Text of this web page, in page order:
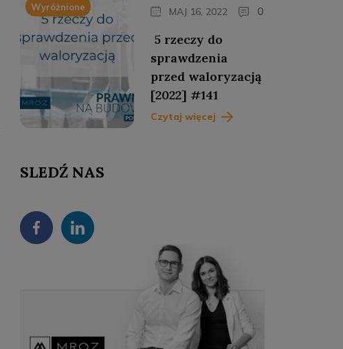
Wyróżnione
MAJ 16, 2022 0
5 rzeczy do
sprawdzenia
przed waloryzacją
[2022] #141
Czytaj więcej
SLEDŹ NAS